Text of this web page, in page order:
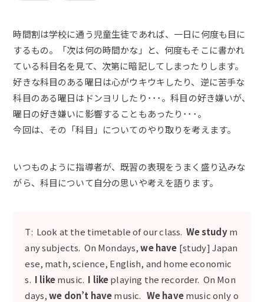
時間割は学校に通う児童生徒であれば、一日に何度も目に
するもの。「次は何の時間かな」と、何度もそこに書かれ
ている科目名を見て、次第に暗記してしまったりします。
好きな科目のある曜日は心がウキウキしたり、逆に苦手な
科目のある曜日はドンヨリしたり･･･。科目の好き嫌いが、
曜日の好き嫌いに影響することもあったり･･･。
今回は、その「科目」についてのやり取りを考えます。
いつものように指導者が、既習の表現をうまく盛り込みな
がら、科目について自分の思いや考えを語ります。
T: Look at the timetable of our class. We studym
any subjects. On Mondays,we have [study] Japan
ese, math, science, English, and home economic
s. I likemusic. I likeplaying the recorder. On Mon
days,we don’t havemusic. We havemusic only o